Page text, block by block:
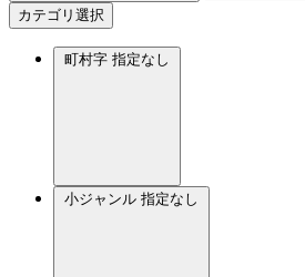
カテゴリ選択
町村字 指定なし
小ジャンル 指定なし